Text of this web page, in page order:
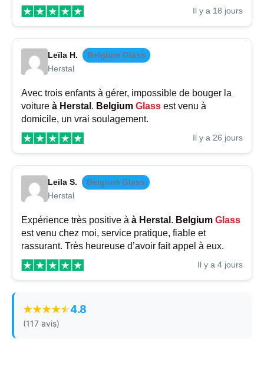
Il y a 18 jours
Leïla H.
Belgium Glass
Herstal
Avec trois enfants à gérer, impossible de bouger la
voiture à Herstal . Belgium Glass est venu à
domicile, un vrai soulagement.
Il y a 26 jours
Leila S.
Belgium Glass
Herstal
Expérience très positive à à Herstal . Belgium Glass
est venu chez moi, service pratique, fiable et
rassurant. Très heureuse d’avoir fait appel à eux.
Il y a 4 jours
4.8
(117 avis)